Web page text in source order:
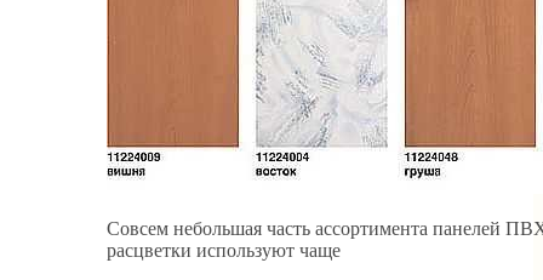
Совсем небольшая часть ассортимента панелей
расцветки используют чаще